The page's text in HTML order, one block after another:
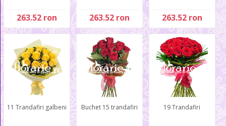
263.52 ron 263.52 ron 263.52 ron
11 Trandafiri galbeni Buchet 15 trandafiri 19 Trandafiri